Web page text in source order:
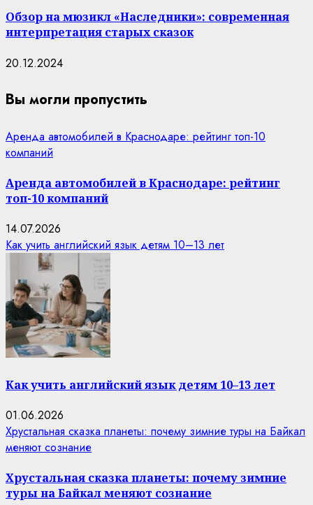
Обзор на мюзикл «Наследники»: современная
интерпретация старых сказок
20.12.2024
Вы могли пропустить
Аренда автомобилей в Краснодаре: рейтинг топ-10
компаний
Аренда автомобилей в Краснодаре: рейтинг
топ-10 компаний
14.07.2026
Как учить английский язык детям 10–13 лет
Как учить английский язык детям 10–13 лет
01.06.2026
Хрустальная сказка планеты: почему зимние туры на Байкал
меняют сознание
Хрустальная сказка планеты: почему зимние
туры на Байкал меняют сознание